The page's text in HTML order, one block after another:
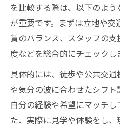
を比較する際は、以下のよ
が重要です。まずは立地や
賃のバランス、スタッフの
度などを総合的にチェックし
具体的には、徒歩や公共交
や気分の波に合わせたシフ
自分の経験や希望にマッチ
た、実際に見学や体験をし